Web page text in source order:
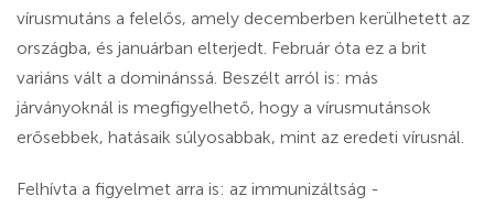
vírusmutáns a felelős, amely decemberben kerülhetett az
országba, és januárban elterjedt. Február óta ez a brit
variáns vált a dominánssá. Beszélt arról is: más
járványoknál is megfigyelhető, hogy a vírusmutánsok
erősebbek, hatásaik súlyosabbak, mint az eredeti vírusnál.
Felhívta a figyelmet arra is: az immunizáltság -